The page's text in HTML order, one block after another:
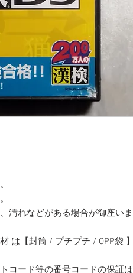
汚れなどがある場合が御座いま
は【封筒 / プチプチ / OPP袋 】
コード等の番号コードの保証は